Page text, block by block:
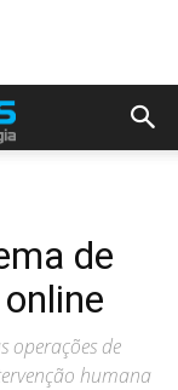
de
operações de
humana